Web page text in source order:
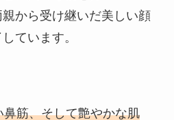
から受け継いだ美しい顔
ています。
筋、そして艶やかな肌